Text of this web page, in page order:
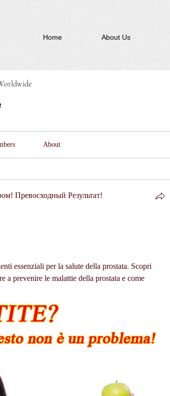
Home About Us
About
Превосходный Результат!
essenziali per la salute della prostata. Scopri
a prevenire le malattie della prostata e come